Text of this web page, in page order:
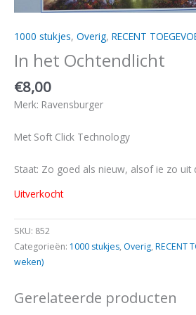
1000 stukjes, Overig, RECENT
In het Ochtendlicht
€8,00
Merk: Ravensburger
Met Soft Click Technology
Staat: Zo goed als nieuw, alsof ie zo uit
Uitverkocht
SKU: 852
Categorieën: 1000 stukjes, Overig, RECENT
weken)
Gerelateerde producten